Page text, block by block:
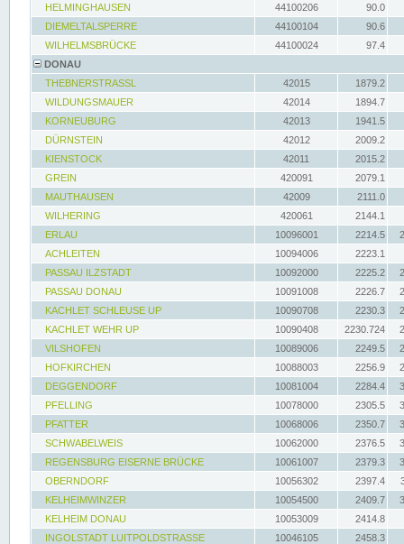
HELMINGHAUSEN
44100206
90.0
DIEMELTALSPERRE
44100104
90.6
WILHELMSBRÜCKE
44100024
97.4
DONAU
THEBNERSTRASSL
42015
1879.2
WILDUNGSMAUER
42014
1894.7
KORNEUBURG
42013
1941.5
DÜRNSTEIN
42012
2009.2
KIENSTOCK
42011
2015.2
GREIN
420091
2079.1
MAUTHAUSEN
42009
2111.0
WILHERING
420061
2144.1
ERLAU
10096001 2214.5
ACHLEITEN
10094006
2223.1
PASSAU ILZSTADT
10092000 2225.2
PASSAU DONAU
10091008 2226.7
KACHLET SCHLEUSE UP
10090708 2230.3
KACHLET WEHR UP
10090408 2230.724
VILSHOFEN
10089006 2249.5
HOFKIRCHEN
10088003 2256.9
DEGGENDORF
10081004 2284.4
PFELLING
10078000 2305.5
PFATTER
10068006 2350.7
SCHWABELWEIS
10062000 2376.5
REGENSBURG EISERNE BRÜCKE
10061007 2379.3
OBERNDORF
10056302 2397.4
KELHEIMWINZER
10054500 2409.7
KELHEIM DONAU
10053009
2414.8
INGOLSTADT LUITPOLDSTRASSE
10046105
2458.3